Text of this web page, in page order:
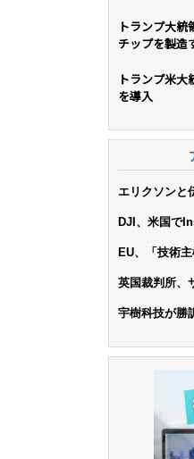
トランプ大
チップを製造
トランプ米
を導入
エリクソンと
DJI、米国で
EU、「技術
英国裁判所、
宇樹科技が勝